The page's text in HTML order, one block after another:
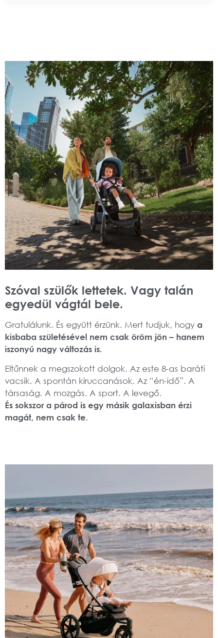
Szóval szülők lettetek. Vagy talán
egyedül vágtál bele.
Gratulálunk. És együtt érzünk. Mert tudjuk, hogy a
kisbaba születésével nem csak öröm jön – hanem
iszonyú nagy változás is.
Eltűnnek a megszokott dolgok. Az este 8-as baráti
vacsik. A spontán kiruccanások. Az “én-idő”. A
társaság. A mozgás. A sport. A levegő.
És sokszor a párod is egy másik galaxisban érzi
magát, nem csak te.